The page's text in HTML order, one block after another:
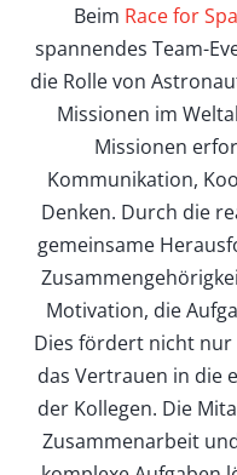
Beim Race for
spannendes Team-
die Rolle von
Missionen im
Missionen
Kommunikation,
Denken. Durch die
gemeinsame
Motivation, die
Dies fördert nicht nur
das Vertrauen in die
der Kollegen. Die
Zusammenarbeit